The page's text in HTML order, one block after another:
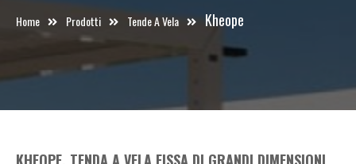
Home Prodotti Tende A Vela Kheope